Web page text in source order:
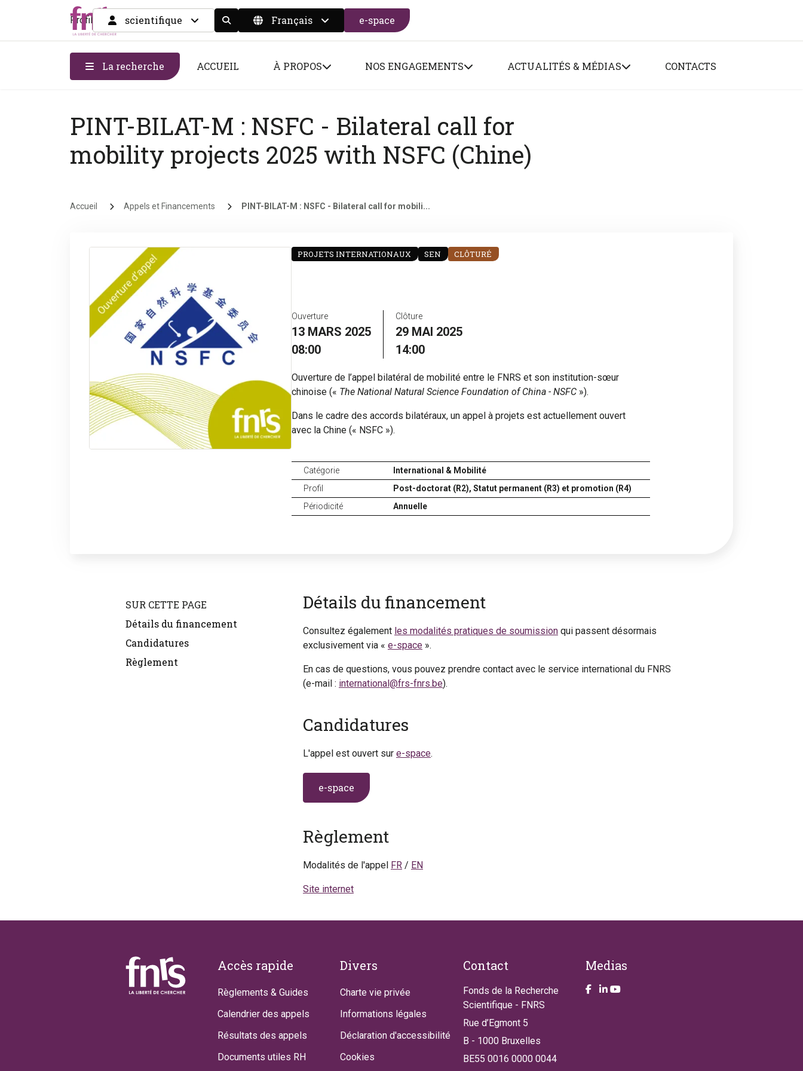
Profil scientifique Display the search form
Français e-space
La recherche ACCUEIL À PROPOS NOS ENGAGEMENTS ACTUALITÉS & MÉDIAS CONTACTS
PINT-BILAT-M : NSFC - Bilateral call for
mobility projects 2025 with NSFC (Chine)
Fil d'Ariane
Accueil Appels et Financements PINT-BILAT-M : NSFC - Bilateral call for mobili...
PROJETS INTERNATIONAUX SEN CLÔTURÉ
Ouverture
13 MARS 2025
08:00
Clôture
29 MAI 2025
14:00
Ouverture de l’appel bilatéral de mobilité entre le FNRS et son institution-sœur
chinoise (« The National Natural Science Foundation of China - NSFC »).
Dans le cadre des accords bilatéraux, un appel à projets est actuellement ouvert
avec la Chine (« NSFC »).
Catégorie
International & Mobilité
Profil
Post-doctorat (R2), Statut permanent (R3) et promotion (R4)
Périodicité
Annuelle
SUR CETTE PAGE
Détails du financement
Candidatures
Règlement
Détails du financement
Consultez également les modalités pratiques de soumissionqui passent désormais
exclusivement via « e-space».
En cas de questions, vous pouvez prendre contact avec le service international du FNRS
(e-mail : international@frs-fnrs.be).
Candidatures
L'appel est ouvert sur e-space.
e-space
Règlement
Modalités de l'appel FR/ EN
Site internet
Footer
Accès rapide
Règlements & Guides
Calendrier des appels
Résultats des appels
Documents utiles RH
Divers
Charte vie privée
Informations légales
Déclaration d'accessibilité
Cookies
Contact
Fonds de la Recherche
Scientifique - FNRS
Rue d’Egmont 5
B - 1000 Bruxelles
BE55 0016 0000 0044
Medias
Take a look on our facebook page
Take a look on our LinkendIn page